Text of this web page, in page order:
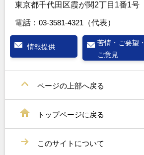
東京都千代田区霞が関2丁目1番1号
電話： 03-3581-4321 （代表）
情報提供
苦情・ご要望・
ご意見
ページの上部へ戻る
トップページに戻る
このサイトについて